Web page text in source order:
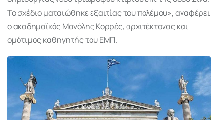
Το σχέδιο ματαιώθηκε εξαιτίας του πολέμου», αναφέρει
ο ακαδημαϊκός Μανόλης Κορρές, αρχιτέκτονας και
ομότιμος καθηγητής του ΕΜΠ.